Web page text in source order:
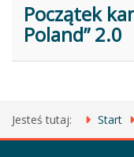
Początek
Poland” 2.0
Jesteś tutaj: Start